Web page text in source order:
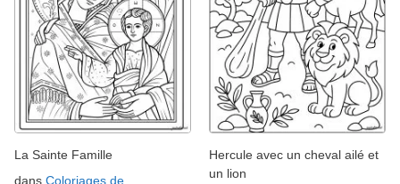
La Sainte Famille
dans Coloriages de
Hercule avec un cheval ailé et
un lion